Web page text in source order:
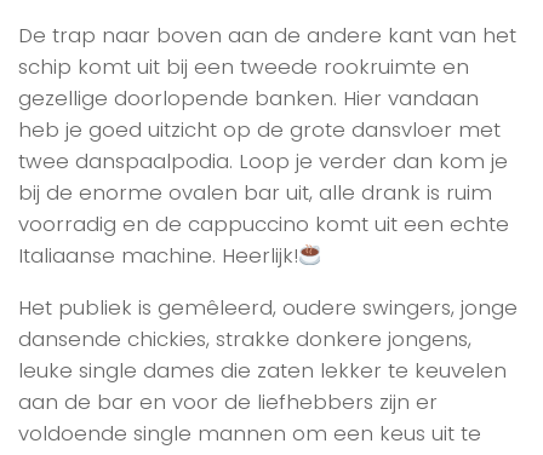
De trap naar boven aan de andere kant van het
schip komt uit bij een tweede rookruimte en
gezellige doorlopende banken. Hier vandaan
heb je goed uitzicht op de grote dansvloer met
twee danspaalpodia. Loop je verder dan kom je
bij de enorme ovalen bar uit, alle drank is ruim
voorradig en de cappuccino komt uit een echte
Italiaanse machine. Heerlijk!
Het publiek is gemêleerd, oudere swingers, jonge
dansende chickies, strakke donkere jongens,
leuke single dames die zaten lekker te keuvelen
aan de bar en voor de liefhebbers zijn er
voldoende single mannen om een keus uit te